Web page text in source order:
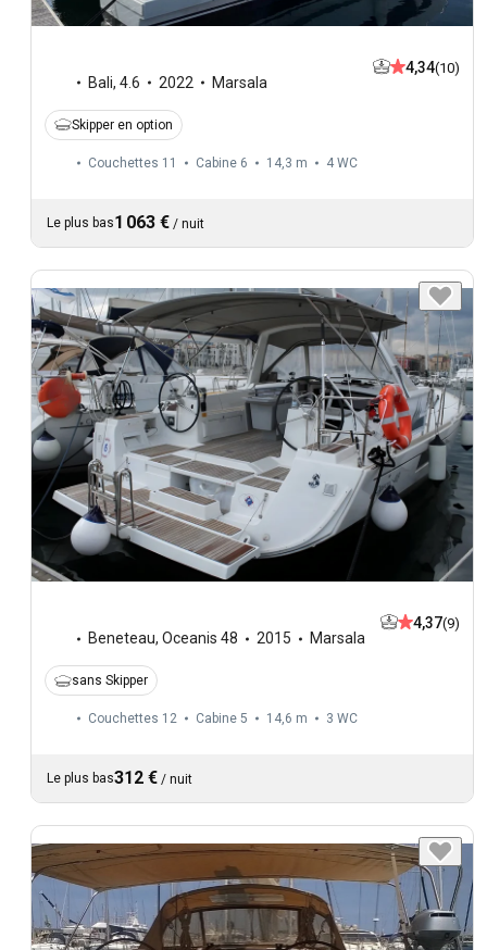
Bali, 4.6 2022 Marsala
4,34(10)
Skipper en option
Couchettes 11 Cabine 6 14,3 m 4 WC
Le plus bas1 063 € / nuit
Beneteau, Oceanis 48 2015 Marsala
4,37(9)
sans Skipper
Couchettes 12 Cabine 5 14,6 m 3 WC
Le plus bas312 € / nuit